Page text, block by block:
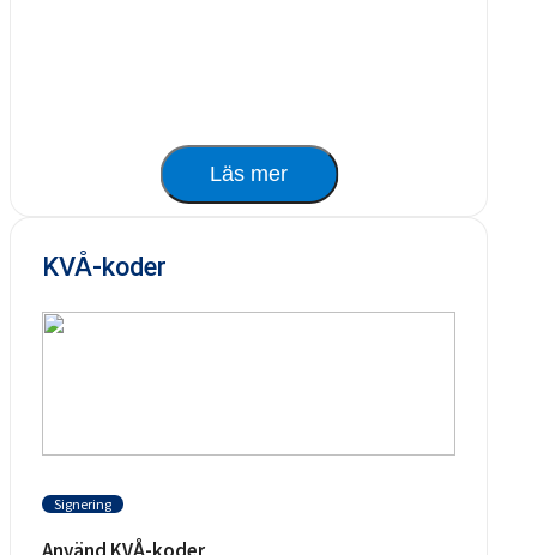
Läs mer
KVÅ-koder
Signering